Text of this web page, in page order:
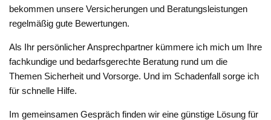
bekommen unsere Versicherungen und Beratungsleistungen
regelmäßig gute Bewertungen.
Als Ihr persönlicher Ansprechpartner kümmere ich mich um Ihre
fachkundige und bedarfsgerechte Beratung rund um die
Themen Sicherheit und Vorsorge. Und im Schadenfall sorge ich
für schnelle Hilfe.
Im gemeinsamen Gespräch finden wir eine günstige Lösung für